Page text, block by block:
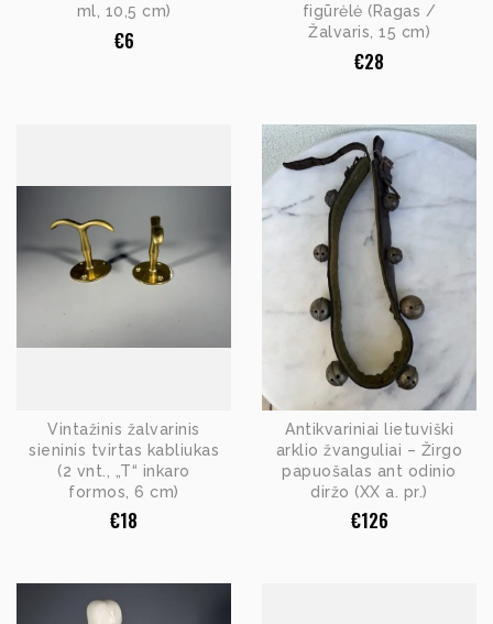
ml, 10,5 cm)
€6
figūrėlė (Ragas /
Žalvaris, 15 cm)
€28
Vintažinis žalvarinis
sieninis tvirtas kabliukas
(2 vnt., „T“ inkaro
formos, 6 cm)
€18
Antikvariniai lietuviški
arklio žvanguliai – Žirgo
papuošalas ant odinio
diržo (XX a. pr.)
€126